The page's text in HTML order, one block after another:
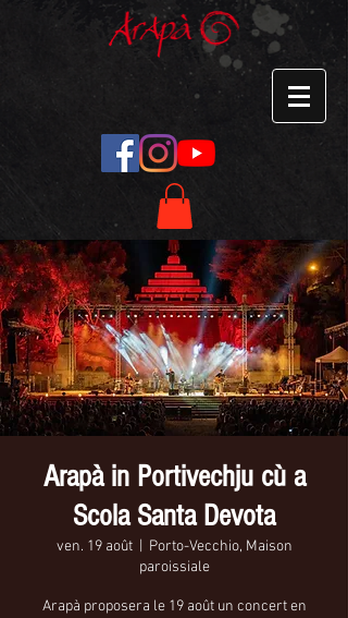
Arapà in Portivechju cù a
Scola Santa Devota
ven. 19 août
  |
Porto-Vecchio, Maison
paroissiale
Arapà proposera le 19 août un concert en